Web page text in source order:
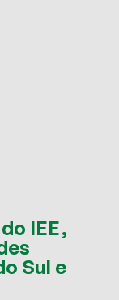
IEE,
Sul e